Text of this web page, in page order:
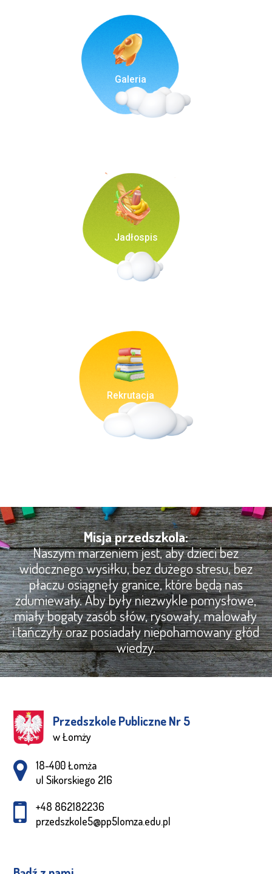
Galeria
Jadłospis
Rekrutacja
Misja przedszkola:
Naszym marzeniem jest, aby dzieci bez
widocznego wysiłku, bez dużego stresu, bez
płaczu osiągnęły granice, które będą nas
zdumiewały. Aby były niezwykle pomysłowe,
miały bogaty zasób słów, rysowały, malowały
i tańczyły oraz posiadały niepohamowany głód
wiedzy.
Przedszkole Publiczne Nr 5
w Łomży
Adres pocztowy:
18-400 Łomża
ul Sikorskiego 216
+48 862182236
przedszkole5@pp5lomza.edu.pl